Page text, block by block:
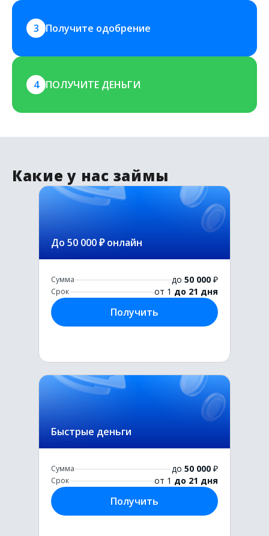
3 Получите одобрение
4 ПОЛУЧИТЕ ДЕНЬГИ
Какие у нас займы
До 50 000 ₽ онлайн
Сумма до 50 000 ₽
Срок от 1 до 21 дня
Получить
Быстрые деньги
Сумма до 50 000 ₽
Срок от 1 до 21 дня
Получить